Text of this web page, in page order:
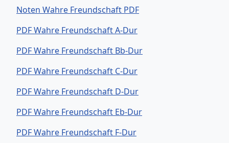
Noten Wahre Freundschaft PDF
PDF Wahre Freundschaft A-Dur
PDF Wahre Freundschaft Bb-Dur
PDF Wahre Freundschaft C-Dur
PDF Wahre Freundschaft D-Dur
PDF Wahre Freundschaft Eb-Dur
PDF Wahre Freundschaft F-Dur